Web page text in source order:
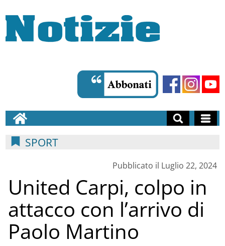
SPORT
Pubblicato il Luglio 22, 2024
United Carpi, colpo in
attacco con l’arrivo di
Paolo Martino